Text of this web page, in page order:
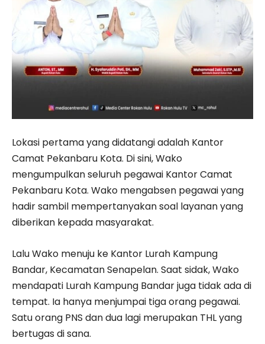
Lokasi pertama yang didatangi adalah Kantor
Camat Pekanbaru Kota. Di sini, Wako
mengumpulkan seluruh pegawai Kantor Camat
Pekanbaru Kota. Wako mengabsen pegawai yang
hadir sambil mempertanyakan soal layanan yang
diberikan kepada masyarakat.
Lalu Wako menuju ke Kantor Lurah Kampung
Bandar, Kecamatan Senapelan. Saat sidak, Wako
mendapati Lurah Kampung Bandar juga tidak ada di
tempat. Ia hanya menjumpai tiga orang pegawai.
Satu orang PNS dan dua lagi merupakan THL yang
bertugas di sana.